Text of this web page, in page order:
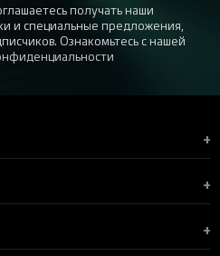
получать наши
и специальные предложения,
Ознакомьтесь с нашей
+
+
+